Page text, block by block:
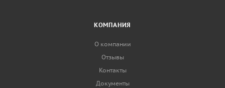
КОМПАНИЯ
О компании
Отзывы
Контакты
Документы